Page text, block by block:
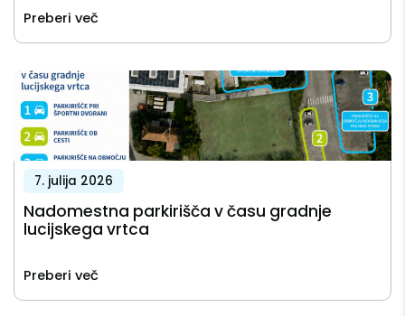
Preberi več
7. julija 2026
Nadomestna parkirišča v času gradnje
lucijskega vrtca
Preberi več